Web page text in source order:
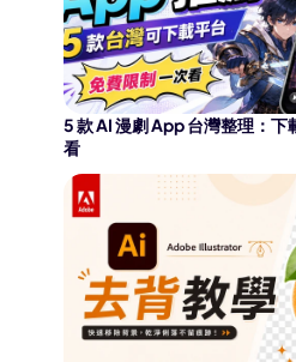
5 款 AI 漫劇 App 台灣整理：
看